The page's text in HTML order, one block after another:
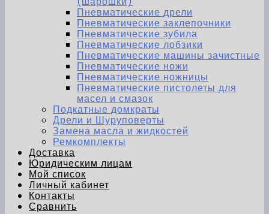
Пневматические дрели
Пневматические заклепочники
Пневматические зубила
Пневматические лобзики
Пневматические машины зачистные
Пневматические ножи
Пневматические ножницы
Пневматические пистолеты для
масел и смазок
Подкатные домкраты
Дрели и Шуруповерты
Замена масла и жидкостей
Ремкомплекты
Доставка
Юридическим лицам
Мой список
Личный кабинет
Контакты
Сравнить